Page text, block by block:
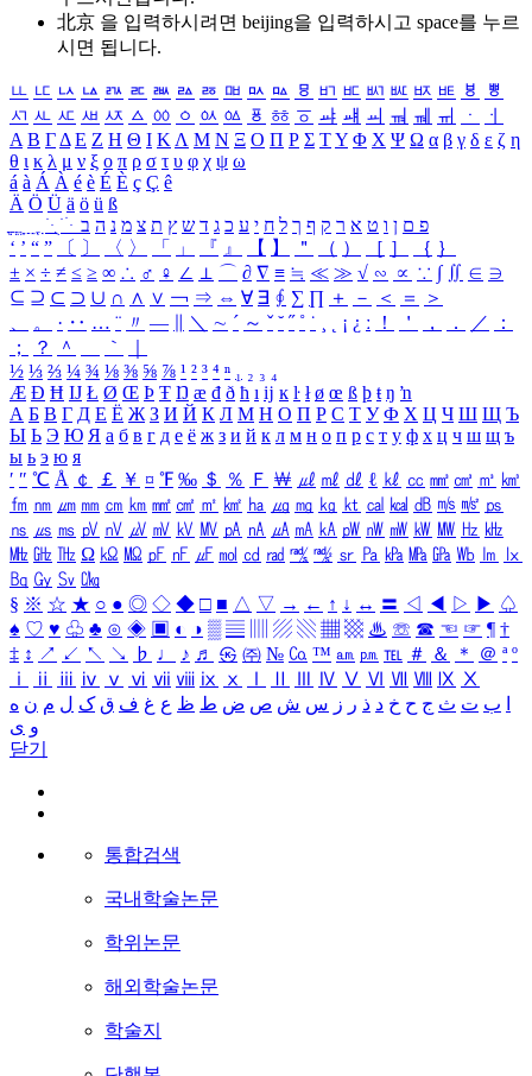
北京 을 입력하시려면 beijing을 입력하시고 space를 누르
시면 됩니다.
ㅥ ㅦ ㅧ ㅨ ㅩ ㅪ ㅫ ㅬ ㅭ ㅮ ㅯ ㅰ ㅱ ㅲ ㅳ ㅴ ㅵ ㅶ ㅷ ㅸ
ㅹ
ㅺ ㅻ ㅼ ㅽ ㅾ ㅿ ㆀ ㆁ ㆂ ㆃ ㆄ ㆅ ㆆ ㆇ ㆈ ㆉ ㆊ ㆋ ㆌ ㆍ
ㆎ
Α Β ΓΔ Ε Ζ Η Θ Ι ΚΛ Μ Ν Ξ Ο Π Ρ Σ ΤΥ Φ Χ Ψ Ω α β γ δ ε ζ η
θ ι κ λ μ ν ξ ο π ρ σ τ υ φ χ ψ ω
á à Á À é è É È ç Ç ê
Ä Ö Ü ä ö ü ß
ִֶֹ ֻּ ׁׂ פ ם ן ו ט א ר ק ף ך ל ח י ע כ ג ד ש ץ ת צ מ נ ה ב
‘ ’ “ ” 〔 〕 〈 〉 「 」 『 』 【 】 ＂ （ ） ［ ］ ｛ ｝
± × ÷ ≠ ≤ ≥ ∞ ∴ ♂ ♀ ∠ ⊥ ⌒ ∂ ∇ ≡ ≒ ≪ ≫ √ ∽ ∝ ∵ ∫ ∬ ∈ ∋
⊆ ⊇ ⊂ ⊃ ∪ ∩ ∧ ∨ ￢ ⇒ ⇔ ∀ ∃ ∮ ∑ ∏ ＋ － ＜ ＝
＞
、
。 · ‥ … ¨ 〃 ― ＼ ∼ ´ ～ ˇ ˘ ˝ ˚ ˙ ¸ ¡ ¿ ː ！ ＇ ， ． ／
：
；
？ ＾ ｀
½ ⅓ ⅔ ¼ ¾ ⅛ ⅜ ⅝ ⅞ ¹ ² ³ ⁴ ⁿ ₁ ₂ ₃ ₄
Æ Ð Ħ Ĳ Ł Ø Œ Þ Ŧ Ŋ æ đ ð ħ ı ĳ ĸ ŀ ł ø œ ß þ ŧ ŋ ŉ
А Б В Г Д Е Ё Ж З И Й К Л М Н О П Р С Т У Ф Х Ц Ч Ш Щ Ъ
Ы Ь Э Ю Я а б в г д е ё ж з и й к л м н о п р с т у ф х ц ч ш щ ъ
ы ь э ю я
′ ″ ℃ Å ￠ ￡ ￥ ¤ ℉ ‰ ＄ ％ Ｆ ￦ ㎕ ㎖ ㎗ ℓ ㎘ ㏄ ㎣ ㎤ ㎥ ㎦
㎙ ㎚ ㎛ ㎜ ㎝ ㎞ ㎟ ㎠ ㎡ ㎢ ㏊ ㎍ ㎎ ㎏ ㏏ ㎈ ㎉ ㏈ ㎧ ㎨ ㎰
㎱ ㎲ ㎳ ㎴ ㎵ ㎶ ㎷ ㎸ ㎹ ㎀ ㎁ ㎂ ㎃ ㎄ ㎺ ㎻ ㎽ ㎾ ㎿ ㎐ ㎑
㎒ ㎓ ㎔ Ω ㏀ ㏁ ㎊ ㎋ ㎌ ㏖ ㏅ ㎭ ㎮ ㎯ ㏛ ㎩ ㎪ ㎫ ㎬ ㏝ ㏐
㏓
㏃ ㏉ ㏜ ㏆
§ ※ ☆ ★ ○ ● ◎ ◇ ◆ □ ■ △ ▽ → ← ↑ ↓ ↔ 〓 ◁ ◀ ▷ ▶ ♤
♠ ♡ ♥ ♧ ♣ ⊙ ◈ ▣ ◐ ◑ ▒ ▤ ▨ ▧ ▦ ▩ ♨ ☏ ☎ ☜ ☞ ¶ †
‡ ↕ ↗ ↙ ↖ ↘ ♭ ♩ ♪ ♬ ㉿ ㈜ № ㏇ ™ ㏂ ㏘ ℡ ＃ ＆ ＊ ＠ ª º
ⅰ
ⅱ ⅲ ⅳ ⅴ ⅵ ⅶ ⅷ ⅸ ⅹ Ⅳ Ⅴ Ⅵ Ⅶ Ⅷ Ⅸ Ⅹ
ب ت ث ج ح خ د ذ ر ز س ش ص ض ط ظ ع غ ف ق ک ل م ن ه
و ی
닫기
통합검색
국내학술논문
학위논문
해외학술논문
학술지